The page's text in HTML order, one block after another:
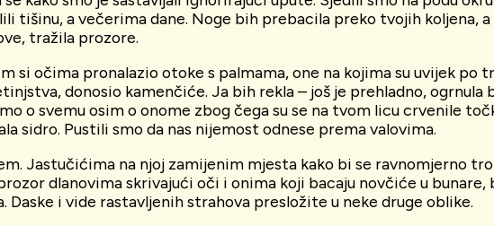
tišinu, a večerima dane. Noge bih prebacila preko tvojih koljena,
tražila prozore.
si očima pronalazio otoke s palmama, one na kojima su uvijek
donosio kamenčiće. Ja bih rekla – još je prehladno,
o svemu osim o onome zbog čega su se na tvom licu crvenile
sidro. Pustili smo da nas nijemost odnese prema valovima.
Jastučićima na njoj zamijenim mjesta kako bi se ravnomjerno
dlanovima skrivajući oči i onima koji bacaju novčiće u
i vide rastavljenih strahova presložite u neke druge oblike.